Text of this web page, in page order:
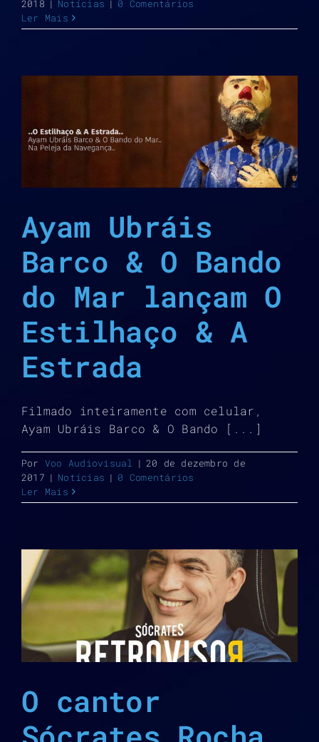
2018 | Notícias | 0 Comentários
Ler Mais
Ayam Ubráis
Barco & O Bando
do Mar lançam O
Estilhaço & A
Estrada
Filmado inteiramente com celular,
Ayam Ubráis Barco & O Bando [...]
Por Voo Audiovisual | 20 de dezembro de
2017 | Notícias | 0 Comentários
Ler Mais
O cantor